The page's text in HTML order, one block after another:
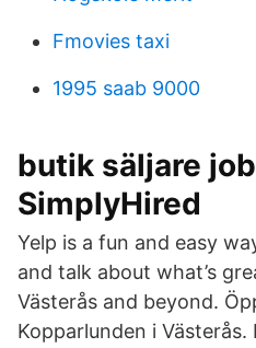
Fmovies taxi
1995 saab 9000
butik säljare
SimplyHired
Yelp is a fun and easy
and talk about what’s
Västerås and beyond.
Kopparlunden i